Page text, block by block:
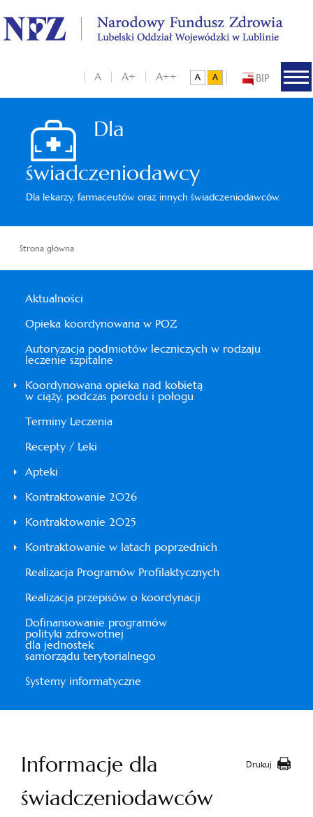
BIP
A A+ A++
Dla
świadczeniodawcy
Dla lekarzy, farmaceutów oraz innych świadczeniodawców.
Strona główna
Aktualności
Opieka koordynowana w POZ
Autoryzacja podmiotów leczniczych w rodzaju
leczenie szpitalne
Koordynowana opieka nad kobietą
w ciąży, podczas porodu i połogu
Terminy Leczenia
Recepty / Leki
Apteki
Kontraktowanie 2026
Kontraktowanie 2025
Kontraktowanie w latach poprzednich
Realizacja Programów Profilaktycznych
Realizacja przepisów o koordynacji
Dofinansowanie programów
polityki zdrowotnej
dla jednostek
samorządu terytorialnego
Systemy informatyczne
Drukuj
Informacje dla
świadczeniodawców